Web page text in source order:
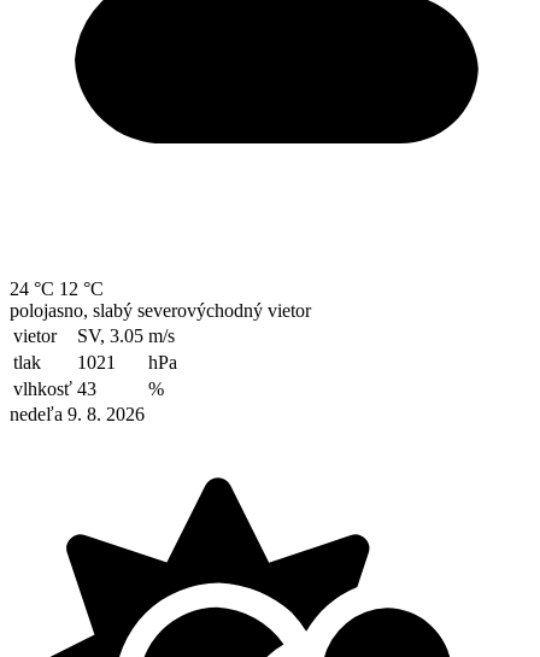
24 °C 12 °C
polojasno, slabý severovýchodný vietor
vietor
SV, 3.05 m/s
tlak
1021
hPa
vlhkosť 43
%
nedeľa 9. 8. 2026